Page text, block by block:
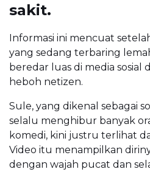
sakit.
Informasi ini mencuat
yang sedang terbaring
beredar luas di media sosial
heboh netizen.
Sule, yang dikenal sebagai
selalu menghibur banyak
komedi, kini justru terlihat
Video itu menampilkan
dengan wajah pucat dan